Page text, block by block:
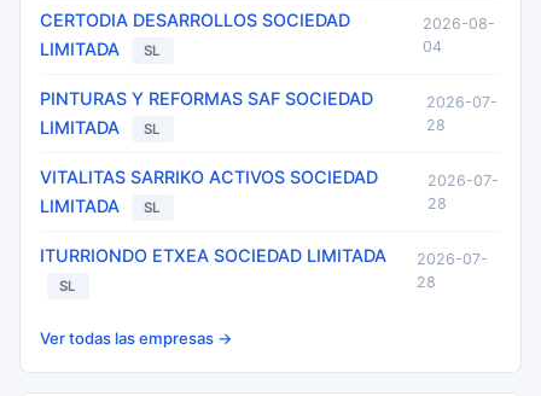
CERTODIA DESARROLLOS SOCIEDAD
LIMITADA
SL
2026-08-
04
PINTURAS Y REFORMAS SAF SOCIEDAD
LIMITADA
SL
2026-07-
28
VITALITAS SARRIKO ACTIVOS SOCIEDAD
LIMITADA
SL
2026-07-
28
ITURRIONDO ETXEA SOCIEDAD LIMITADA
SL
2026-07-
28
Ver todas las empresas →